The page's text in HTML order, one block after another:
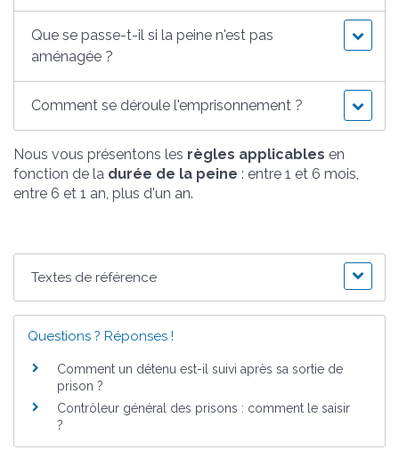
Que se passe-t-il si la peine n'est pas
aménagée ?
Comment se déroule l'emprisonnement ?
Nous vous présentons les règles applicables en
fonction de la durée de la peine : entre 1 et 6 mois,
entre 6 et 1 an, plus d'un an.
Textes de référence
Questions ? Réponses !
Comment un détenu est-il suivi après sa sortie de
prison ?
Contrôleur général des prisons : comment le saisir
?